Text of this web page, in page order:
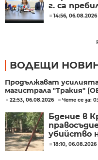
г. са
Пловдив
14:56, 06.08.2026
ВОДЕЩИ
Продължават усилията
магистрала "Тракия"
22:53, 06.08.2026 Чете се за:
Бдение в
убийство
18:10, 06.08.2026